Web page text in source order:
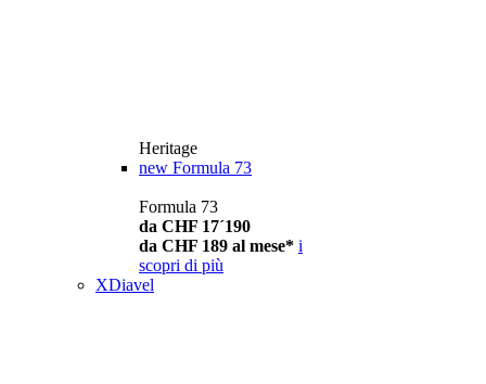
Heritage
new Formula 73
Formula 73
da CHF 17´190
da CHF 189 al mese* i
scopri di più
XDiavel